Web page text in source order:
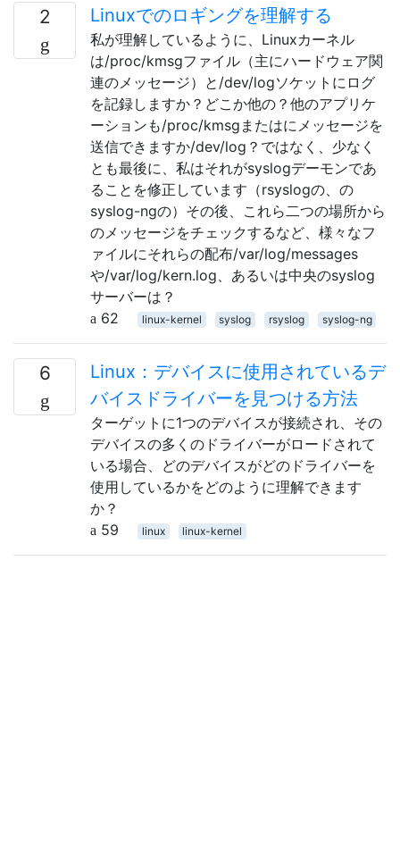
2 Linuxでのロギングを理解する
私が理解しているように、Linuxカーネル
は/proc/kmsgファイル（主にハードウェア関
連のメッセージ）と/dev/logソケットにログ
を記録しますか？どこか他の？他のアプリケ
ーションも/proc/kmsgまたはにメッセージを
送信できますか/dev/log？ではなく、少なく
とも最後に、私はそれがsyslogデーモンであ
ることを修正しています（rsyslogの、の
syslog-ngの）その後、これら二つの場所から
のメッセージをチェックするなど、様々なフ
ァイルにそれらの配布/var/log/messages
や/var/log/kern.log、あるいは中央のsyslog
サーバーは？
62
linux-kernel syslog rsyslog syslog-ng
6
Linux：デバイスに使用されているデ
バイスドライバーを見つける方法
ターゲットに1つのデバイスが接続され、その
デバイスの多くのドライバーがロードされて
いる場合、どのデバイスがどのドライバーを
使用しているかをどのように理解できます
か？
59
linux linux-kernel